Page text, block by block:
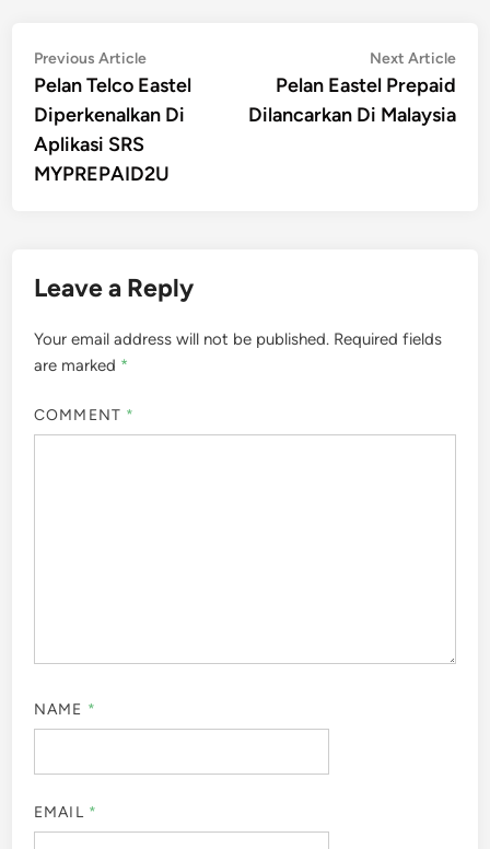
Post
navigation
Previous ArticlePrevious
article:
Pelan Telco Eastel
Diperkenalkan Di
Aplikasi SRS
MYPREPAID2U
Next Article
Pelan Eastel Prepaid
Dilancarkan Di Malaysia
Leave a Reply
Your email address will not be published. Required fields
are marked *
COMMENT *
NAME *
EMAIL *